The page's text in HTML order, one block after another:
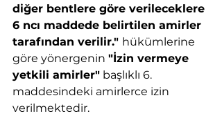
diğer bentlere göre verileceklere
6 ncı maddede belirtilen amirler
tarafından verilir." hükümlerine
göre yönergenin "İzin vermeye
yetkili amirler" başlıklı 6.
maddesindeki amirlerce izin
verilmektedir.